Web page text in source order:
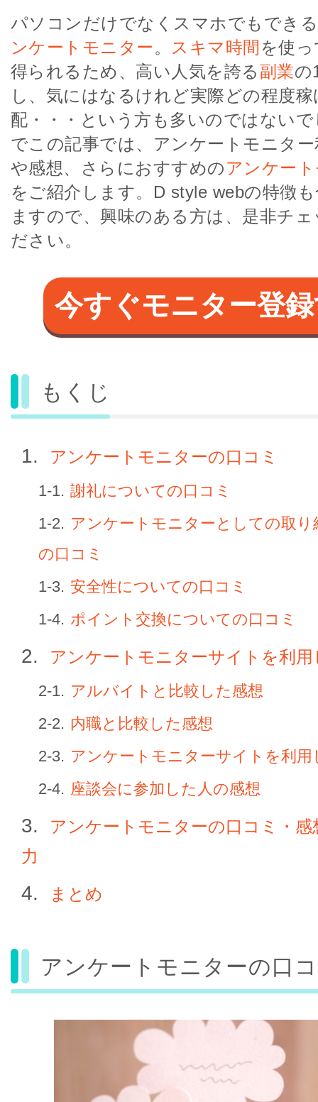
パソコンだけでなくスマホでもでき
ンケートモニター。 スキマ時間 を使
得られるため、高い人気を誇る副業の
し、気にはなるけれど実際どの程度
配・・・という方も多いのではない
でこの記事では、アンケートモニタ
や感想、さらにおすすめのアンケー
をご紹介します。D style webの特徴
ますので、興味のある方は、是非チ
ださい。
今すぐモニター登
もくじ
アンケートモニターの口コミ
謝礼についての口コミ
アンケートモニターとしての取
の口コミ
安全性についての口コミ
ポイント交換についての口コミ
アンケートモニターサイトを利
アルバイトと比較した感想
内職と比較した感想
アンケートモニターサイトを利用
座談会に参加した人の感想
アンケートモニターの口コミ・感
力
まとめ
アンケートモニターの口